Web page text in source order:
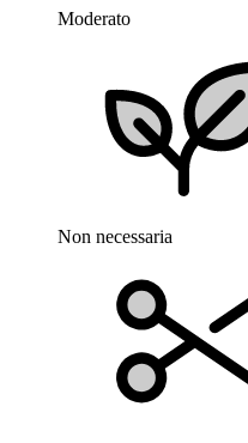
Moderato
Non necessaria